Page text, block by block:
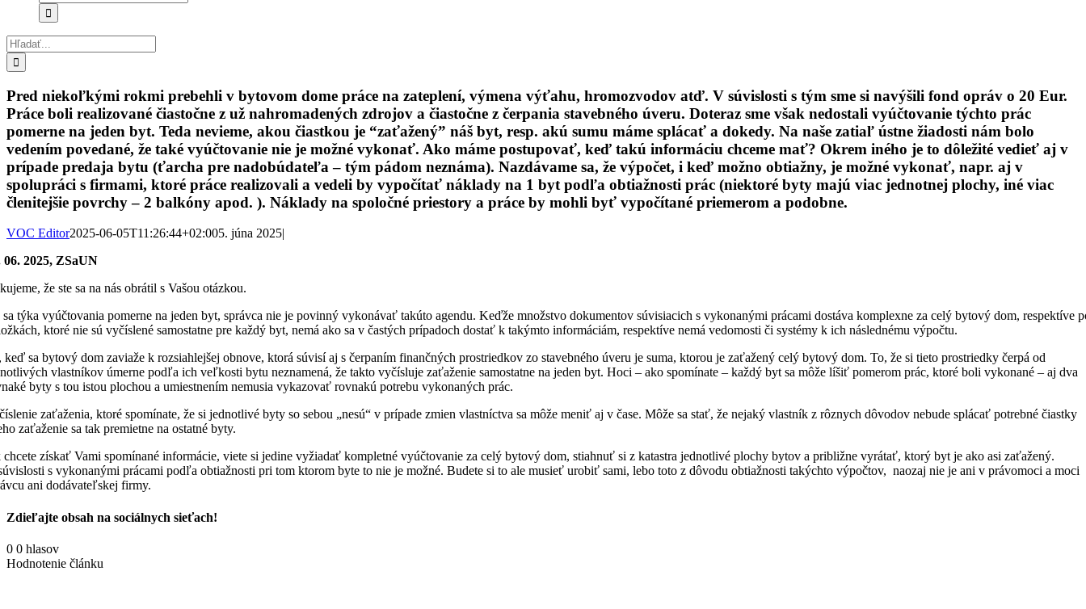
Hľadať:
Pred niekoľkými rokmi prebehli v bytovom dome práce na zateplení, výmena výťahu, hromozvodov atď. V súvislosti s tým sme si navýšili fond opráv o 20 Eur.
Práce boli realizované čiastočne z už nahromadených zdrojov a čiastočne z čerpania stavebného úveru. Doteraz sme však nedostali vyúčtovanie týchto prác
pomerne na jeden byt. Teda nevieme, akou čiastkou je “zaťažený” náš byt, resp. akú sumu máme splácať a dokedy. Na naše zatiaľ ústne žiadosti nám bolo
vedením povedané, že také vyúčtovanie nie je možné vykonať. Ako máme postupovať, keď takú informáciu chceme mať? Okrem iného je to dôležité vedieť aj v
prípade predaja bytu (ťarcha pre nadobúdateľa – tým pádom neznáma). Nazdávame sa, že výpočet, i keď možno obtiažny, je možné vykonať, napr. aj v
spolupráci s firmami, ktoré práce realizovali a vedeli by vypočítať náklady na 1 byt podľa obtiažnosti prác (niektoré byty majú viac jednotnej plochy, iné viac
členitejšie povrchy – 2 balkóny apod. ). Náklady na spoločné priestory a práce by mohli byť vypočítané priemerom a podobne.
VOC Editor2025-06-05T11:26:44+02:005. júna 2025|
06. 2025, ZSaUN
že ste sa na nás obrátil s Vašou otázkou.
sa týka vyúčtovania pomerne na jeden byt, správca nie je povinný vykonávať takúto agendu. Keďže množstvo dokumentov súvisiacich s vykonanými prácami dostáva komplexne za celý bytový dom, respektíve
ktoré nie sú vyčíslené samostatne pre každý byt, nemá ako sa v častých prípadoch dostať k takýmto informáciám, respektíve nemá vedomosti či systémy k ich následnému výpočtu.
keď sa bytový dom zaviaže k rozsiahlejšej obnove, ktorá súvisí aj s čerpaním finančných prostriedkov zo stavebného úveru je suma, ktorou je zaťažený celý bytový dom. To, že si tieto prostriedky čerpá od
vlastníkov úmerne podľa ich veľkosti bytu neznamená, že takto vyčísluje zaťaženie samostatne na jeden byt. Hoci – ako spomínate – každý byt sa môže líšiť pomerom prác, ktoré boli vykonané – aj dva
byty s tou istou plochou a umiestnením nemusia vykazovať rovnakú potrebu vykonaných prác.
zaťaženia, ktoré spomínate, že si jednotlivé byty so sebou „nesú“ v prípade zmien vlastníctva sa môže meniť aj v čase. Môže sa stať, že nejaký vlastník z rôznych dôvodov nebude splácať potrebné čiastky
zaťaženie sa tak premietne na ostatné byty.
získať Vami spomínané informácie, viete si jedine vyžiadať kompletné vyúčtovanie za celý bytový dom, stiahnuť si z katastra jednotlivé plochy bytov a približne vyrátať, ktorý byt je ako asi zaťažený.
s vykonanými prácami podľa obtiažnosti pri tom ktorom byte to nie je možné. Budete si to ale musieť urobiť sami, lebo toto z dôvodu obtiažnosti takýchto výpočtov, naozaj nie je ani v právomoci a moci
ani dodávateľskej firmy.
Zdieľajte obsah na sociálnych sieťach!
Facebook
X
Reddit
LinkedIn
WhatsApp
Tumblr
Pinterest
Vk
Email
0 0 hlasov
Hodnotenie článku